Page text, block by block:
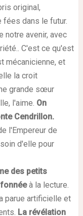
original,
dans le futur.
notre avenir, avec
C'est ce qu'est
mécanicienne, et
la croit
grande sœur
l'aime. On
Cendrillon.
l'Empereur de
d'elle pour
des petits
à la lecture.
parue artificielle et
La révélation